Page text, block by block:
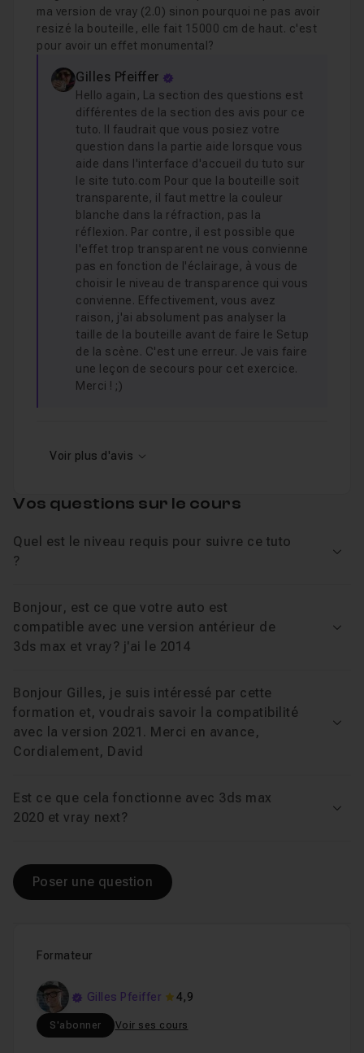
ma version de vray (2.0) sinon pourquoi ne pas avoir
resizé la bouteille, elle fait 15000 cm de haut. c'est
pour avoir un effet monumental?
Gilles Pfeiffer
Hello again, La section des questions est
différentes de la section des avis pour ce
tuto. Il faudrait que vous posiez votre
question dans la partie aide lorsque vous
aide dans l'interface d'accueil du tuto sur
le site tuto.com Pour que la bouteille soit
transparente, il faut mettre la couleur
blanche dans la réfraction, pas la
réflexion. Par contre, il est possible que
l'effet trop transparent ne vous convienne
pas en fonction de l'éclairage, à vous de
choisir le niveau de transparence qui vous
convienne. Effectivement, vous avez
raison, j'ai absolument pas analyser la
taille de la bouteille avant de faire le Setup
de la scène. C'est une erreur. Je vais faire
une leçon de secours pour cet exercice.
Merci ! ;)
Voir plus d'avis
Formateur
Gilles Pfeiffer 4,9
S'abonner Voir ses cours
Vos questions sur le cours
Quel est le niveau requis pour suivre ce tuto
?
Bonjour, est ce que votre auto est
compatible avec une version antérieur de
3ds max et vray? j'ai le 2014
Bonjour Gilles, je suis intéressé par cette
formation et, voudrais savoir la compatibilité
avec la version 2021. Merci en avance,
Cordialement, David
Est ce que cela fonctionne avec 3ds max
2020 et vray next?
Poser une question